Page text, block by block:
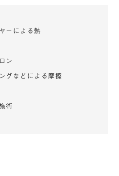
ーによる熱
ン
グなどによる摩擦
術